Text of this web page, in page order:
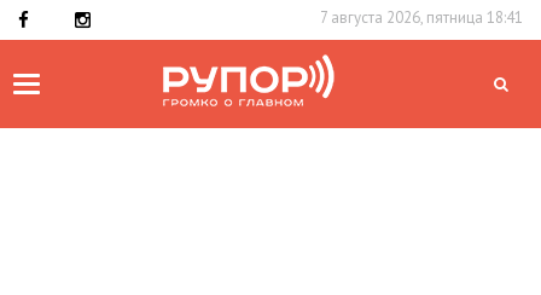
7 августа 2026, пятница 18:41
Toggle